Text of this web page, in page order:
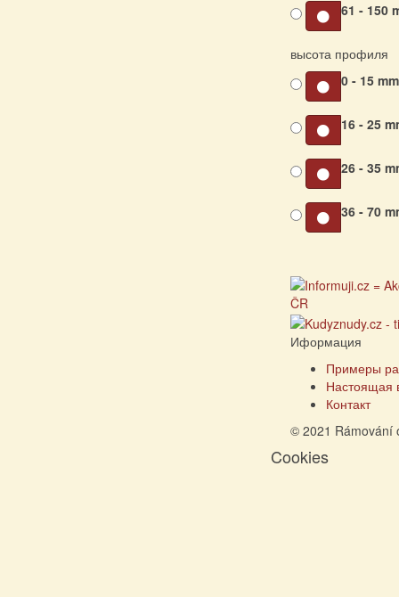
61 - 150
высота профиля
0 - 15
16 - 25
26 - 35
36 - 70
Иформация
Примеры
Настоящая
Контакт
© 2021 Rámování
Cookies